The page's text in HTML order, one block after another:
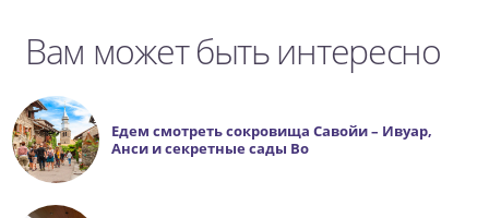
Вам может быть интересно
Едем смотреть сокровища Савойи – Ивуар,
Анси и секретные сады Во